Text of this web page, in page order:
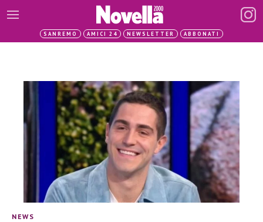
SANREMO AMICI 24 NEWSLETTER ABBONATI
NEWS